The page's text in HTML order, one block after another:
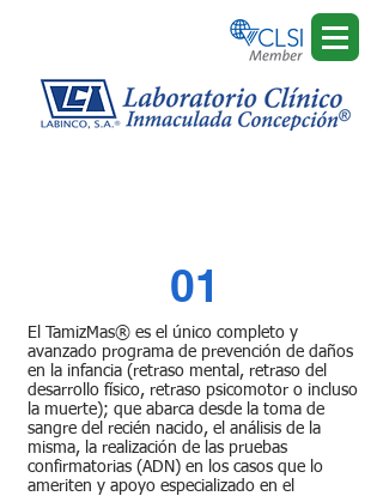
01
El TamizMas® es el único completo y
avanzado programa de prevención de daños
en la infancia (retraso mental, retraso del
desarrollo físico, retraso psicomotor o incluso
la muerte); que abarca desde la toma de
sangre del recién nacido, el análisis de la
misma, la realización de las pruebas
confirmatorias (ADN) en los casos que lo
ameriten y apoyo especializado en el